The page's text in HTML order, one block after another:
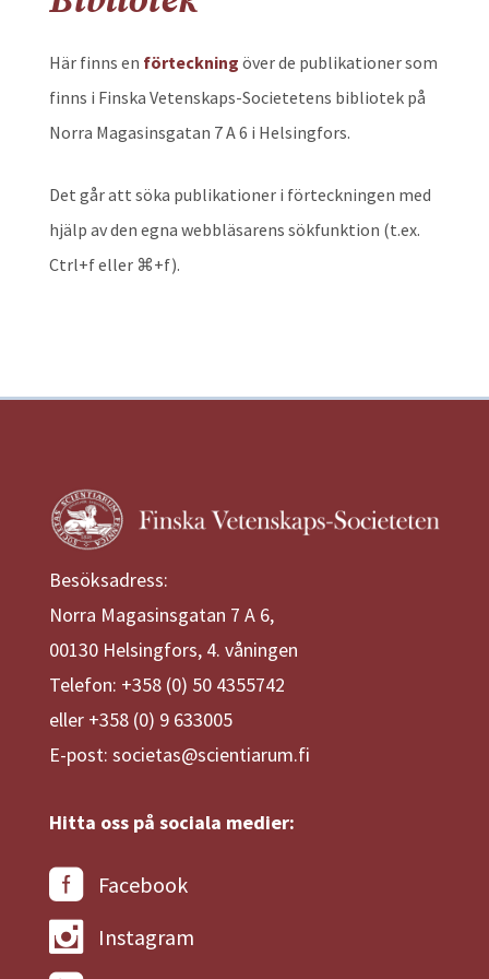
Här finns en förteckning över de publikationer som
finns i Finska Vetenskaps-Societetens bibliotek på
Norra Magasinsgatan 7 A 6 i Helsingfors.
Det går att söka publikationer i förteckningen med
hjälp av den egna webbläsarens sökfunktion (t.ex.
Ctrl+f eller ⌘+f).
Besöksadress:
Norra Magasinsgatan 7 A 6,
00130 Helsingfors, 4. våningen
Telefon: +358 (0) 50 4355742
eller +358 (0) 9 633005
E-post: societas@scientiarum.fi
Hitta oss på sociala medier:
Facebook
Instagram